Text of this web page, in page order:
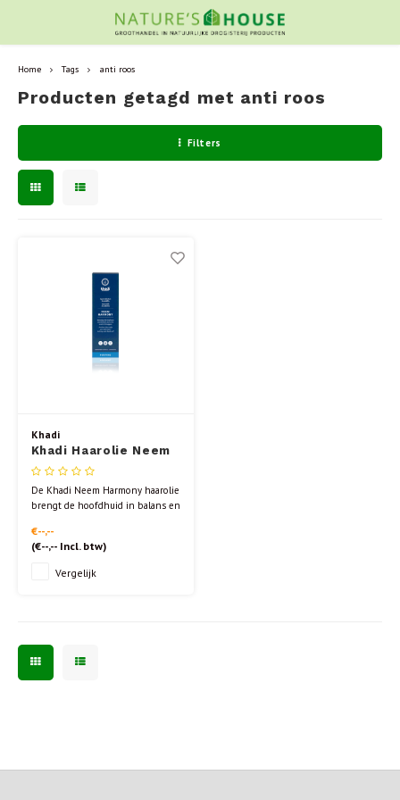
Home Tags anti roos
Producten getagd met anti roos
Filters
Khadi
Khadi Haarolie Neem
Harmony 50ml.
De Khadi Neem Harmony haarolie
brengt de hoofdhuid in balans en
neem die de hoofdhuid kalmeren,
de productie van talg reguleren
€--,--
(€--,--Incl. btw)
Vergelijk